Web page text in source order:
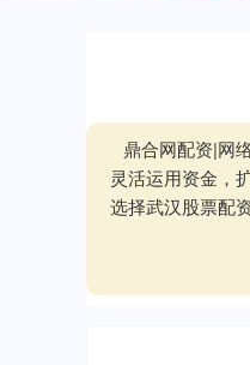
鼎合网配资|网
灵活运用资金，
选择武汉股票配